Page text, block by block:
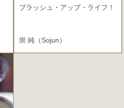
2021.07.20
ブラッシュ・アップ・ライフ！
崇 純（Sojun）